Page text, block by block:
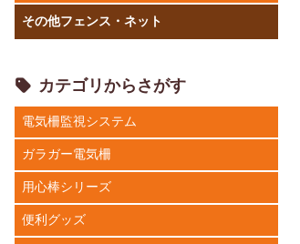
その他フェンス・ネット
カテゴリからさがす
電気柵監視システム
ガラガー電気柵
用心棒シリーズ
便利グッズ